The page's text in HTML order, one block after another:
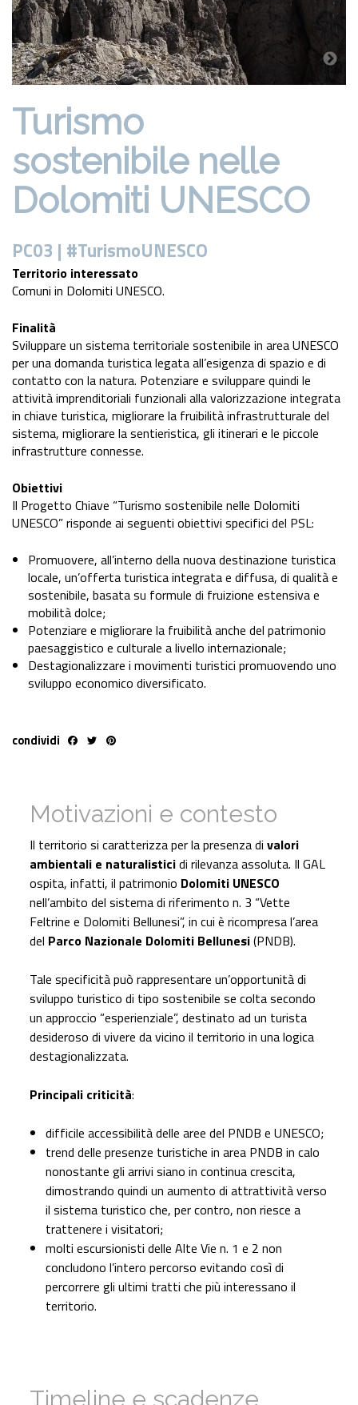
Turismo
sostenibile nelle
Dolomiti UNESCO
PC03 | #TurismoUNESCO
Territorio interessato
Comuni in Dolomiti UNESCO.
Finalità
Sviluppare un sistema territoriale sostenibile in area UNESCO
per una domanda turistica legata all’esigenza di spazio e di
contatto con la natura. Potenziare e sviluppare quindi le
attività imprenditoriali funzionali alla valorizzazione integrata
in chiave turistica, migliorare la fruibilità infrastrutturale del
sistema, migliorare la sentieristica, gli itinerari e le piccole
infrastrutture connesse.
Obiettivi
Il Progetto Chiave “Turismo sostenibile nelle Dolomiti
UNESCO” risponde ai seguenti obiettivi specifici del PSL:
Promuovere, all’interno della nuova destinazione turistica
locale, un’offerta turistica integrata e diffusa, di qualità e
sostenibile, basata su formule di fruizione estensiva e
mobilità dolce;
Potenziare e migliorare la fruibilità anche del patrimonio
paesaggistico e culturale a livello internazionale;
Destagionalizzare i movimenti turistici promuovendo uno
sviluppo economico diversificato.
condividi Facebook
Twitter
Motivazioni e contesto
Il territorio si caratterizza per la presenza di valori
ambientali e naturalisticidi rilevanza assoluta. Il GAL
ospita, infatti, il patrimonio Dolomiti UNESCO
nell’ambito del sistema di riferimento n. 3 “Vette
Feltrine e Dolomiti Bellunesi”, in cui è ricompresa l’area
del Parco Nazionale Dolomiti Bellunesi(PNDB).
Tale specificità può rappresentare un’opportunità di
sviluppo turistico di tipo sostenibile se colta secondo
un approccio “esperienziale”, destinato ad un turista
desideroso di vivere da vicino il territorio in una logica
destagionalizzata.
Principali criticità:
difficile accessibilità delle aree del PNDB e UNESCO;
trend delle presenze turistiche in area PNDB in calo
nonostante gli arrivi siano in continua crescita,
dimostrando quindi un aumento di attrattività verso
il sistema turistico che, per contro, non riesce a
trattenere i visitatori;
molti escursionisti delle Alte Vie n. 1 e 2 non
concludono l’intero percorso evitando così di
percorrere gli ultimi tratti che più interessano il
territorio.
Timeline e scadenze